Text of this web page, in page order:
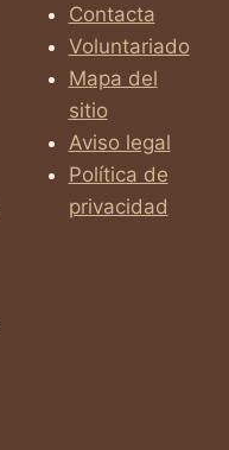
Contacta
Voluntariado
Mapa del
sitio
Aviso legal
Política de
privacidad